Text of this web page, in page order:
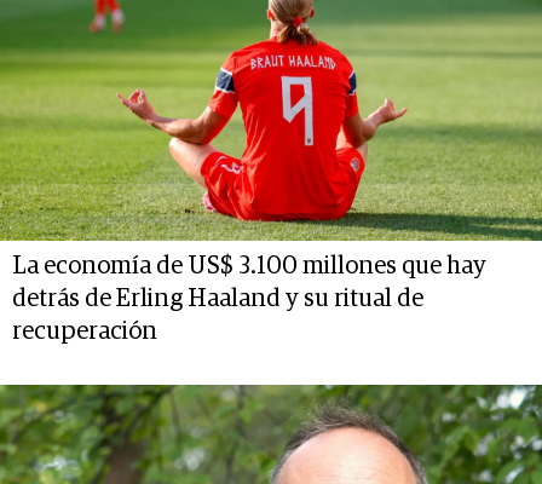
La economía de US$ 3.100 millones que hay
detrás de Erling Haaland y su ritual de
recuperación